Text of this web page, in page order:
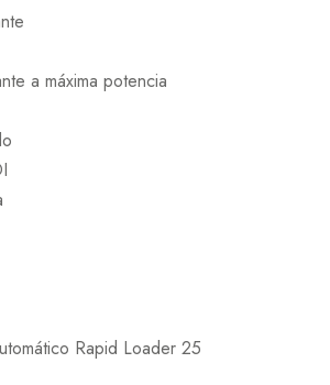
a máxima potencia
Rapid Loader 25